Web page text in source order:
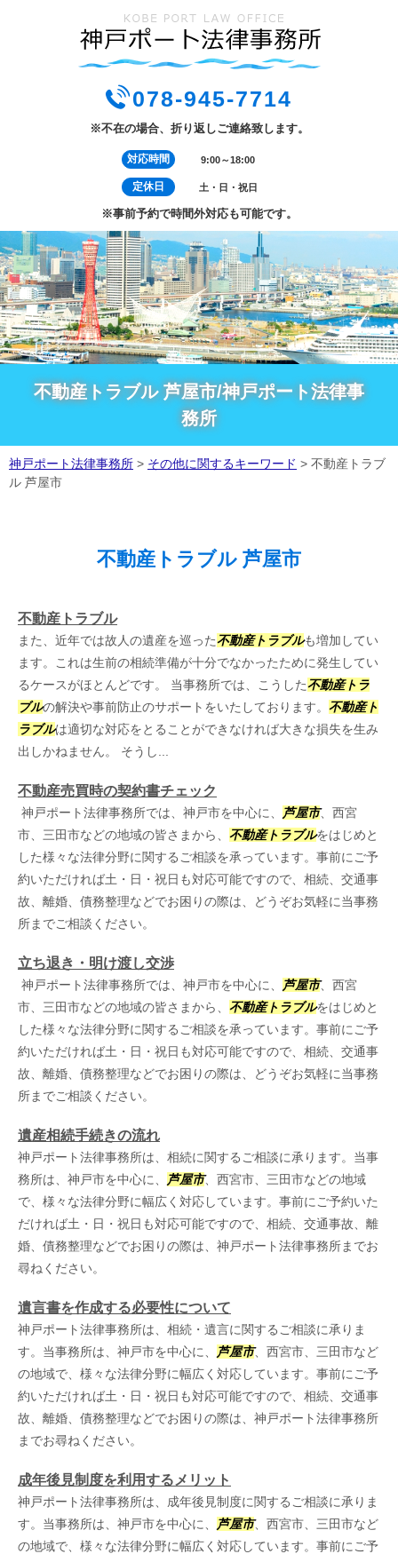
078-945-7714
※不在の場合、折り返しご連絡致します。
対応時間 9:00～18:00
定休日 土・日・祝日
※事前予約で時間外対応も可能です。
不動産トラブル 芦屋市/神戸ポート法律事
務所
神戸ポート法律事務所 > その他に関するキーワード > 不動産トラブ
ル 芦屋市
不動産トラブル 芦屋市
不動産トラブル
また、近年では故人の遺産を巡った不動産トラブルも増加してい
ます。これは生前の相続準備が十分でなかったために発生してい
るケースがほとんどです。 当事務所では、こうした不動産トラ
ブルの解決や事前防止のサポートをいたしております。 不動産ト
ラブルは適切な対応をとることができなければ大きな損失を生み
出しかねません。 そうし...
不動産売買時の契約書チェック
神戸ポート法律事務所では、神戸市を中心に、 芦屋市、西宮
市、三田市などの地域の皆さまから、 不動産トラブルをはじめと
した様々な法律分野に関するご相談を承っています。事前にご予
約いただければ土・日・祝日も対応可能ですので、相続、交通事
故、離婚、債務整理などでお困りの際は、どうぞお気軽に当事務
所までご相談ください。
立ち退き・明け渡し交渉
神戸ポート法律事務所では、神戸市を中心に、 芦屋市、西宮
市、三田市などの地域の皆さまから、 不動産トラブルをはじめと
した様々な法律分野に関するご相談を承っています。事前にご予
約いただければ土・日・祝日も対応可能ですので、相続、交通事
故、離婚、債務整理などでお困りの際は、どうぞお気軽に当事務
所までご相談ください。
遺産相続手続きの流れ
神戸ポート法律事務所は、相続に関するご相談に承ります。当事
務所は、神戸市を中心に、
芦屋市、西宮市、三田市などの地域
で、様々な法律分野に幅広く対応しています。事前にご予約いた
だければ土・日・祝日も対応可能ですので、相続、交通事故、離
婚、債務整理などでお困りの際は、神戸ポート法律事務所までお
尋ねください。
遺言書を作成する必要性について
神戸ポート法律事務所は、相続・遺言に関するご相談に承りま
す。当事務所は、神戸市を中心に、
芦屋市、西宮市、三田市など
の地域で、様々な法律分野に幅広く対応しています。事前にご予
約いただければ土・日・祝日も対応可能ですので、相続、交通事
故、離婚、債務整理などでお困りの際は、神戸ポート法律事務所
までお尋ねください。
成年後見制度を利用するメリット
神戸ポート法律事務所は、成年後見制度に関するご相談に承りま
す。当事務所は、神戸市を中心に、
芦屋市、西宮市、三田市など
の地域で、様々な法律分野に幅広く対応しています。事前にご予